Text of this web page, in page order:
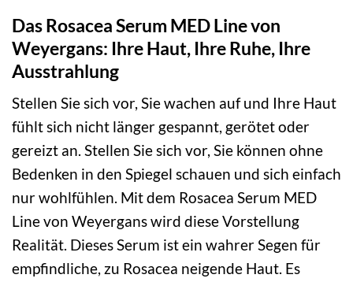
Das Rosacea Serum MED Line von
Weyergans: Ihre Haut, Ihre Ruhe, Ihre
Ausstrahlung
Stellen Sie sich vor, Sie wachen auf und Ihre Haut
fühlt sich nicht länger gespannt, gerötet oder
gereizt an. Stellen Sie sich vor, Sie können ohne
Bedenken in den Spiegel schauen und sich einfach
nur wohlfühlen. Mit dem Rosacea Serum MED
Line von Weyergans wird diese Vorstellung
Realität. Dieses Serum ist ein wahrer Segen für
empfindliche, zu Rosacea neigende Haut. Es